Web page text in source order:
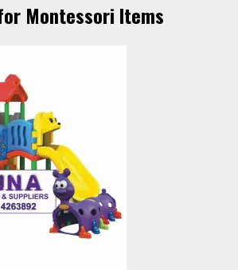
Montessori Items